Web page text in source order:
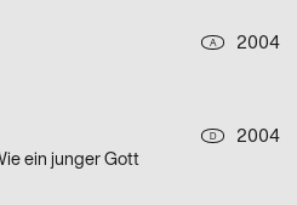
A
2004
D
2004
ein junger Gott